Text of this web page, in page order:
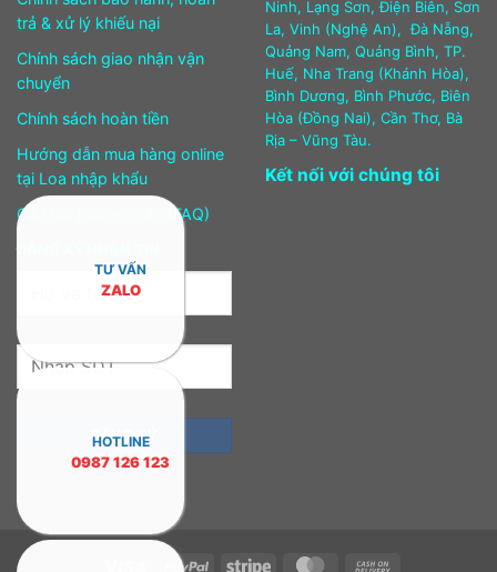
trả & xử lý khiếu nại
Chính sách giao nhận vận
chuyển
Chính sách hoàn tiền
Hướng dẫn mua hàng online
tại Loa nhập khẩu
Câu hỏi thường gặp (FAQ)
Ninh, Lạng Sơn, Điện Biên, Sơn
La, Vinh (Nghệ An), Đà Nẵng,
Quảng Nam, Quảng Bình, TP.
Huế, Nha Trang (Khánh Hòa),
Bình Dương, Bình Phước, Biên
Hòa (Đồng Nai), Cần Thơ, Bà
Rịa – Vũng Tàu.
Kết nối với chúng tôi
PayPal Stripe MasterCard
TƯ VẤN
ZALO
HOTLINE
0987 126 123